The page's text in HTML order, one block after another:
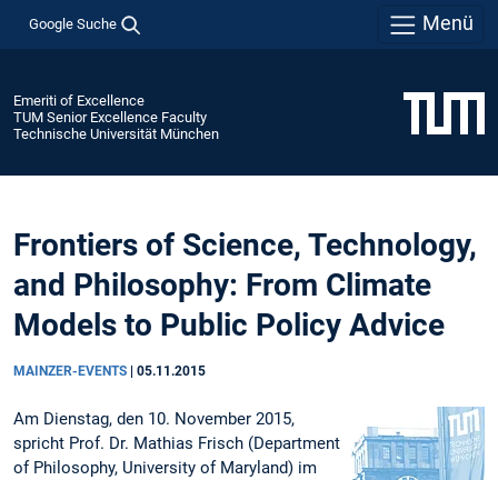
Google Suche Menü
Emeriti of Excellence
TUM Senior Excellence Faculty
Technische Universität München
Frontiers of Science, Technology,
and Philosophy: From Climate
Models to Public Policy Advice
MAINZER-EVENTS 05.11.2015
Am Dienstag, den 10. November 2015,
spricht Prof. Dr. Mathias Frisch (Department
of Philosophy, University of Maryland) im